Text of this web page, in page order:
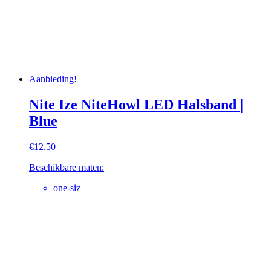
Aanbieding!
Nite Ize NiteHowl LED Halsband |
Blue
€12.50
Beschikbare maten:
one-siz